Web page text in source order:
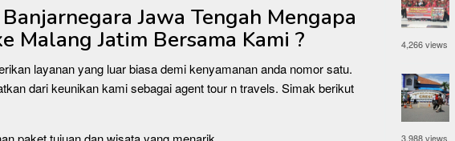
Jawa Tengah Mengapa
Malang Jatim Bersama Kami ?
layanan yang luar biasa demi kenyamanan anda nomor satu.
dari keunikan kami sebagai agent tour n travels. Simak berikut
4,266 views
3,988 views